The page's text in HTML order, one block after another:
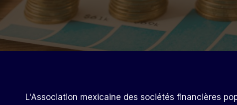
L'Association mexicaine des sociétés financières